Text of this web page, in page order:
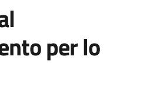
per lo